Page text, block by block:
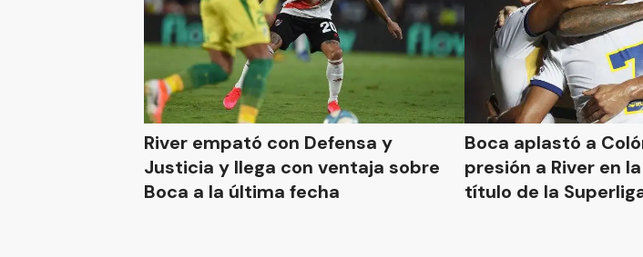
River empató con Defensa y
Justicia y llega con ventaja sobre
Boca a la última fecha
Boca aplastó a
presión a River en la
título de la